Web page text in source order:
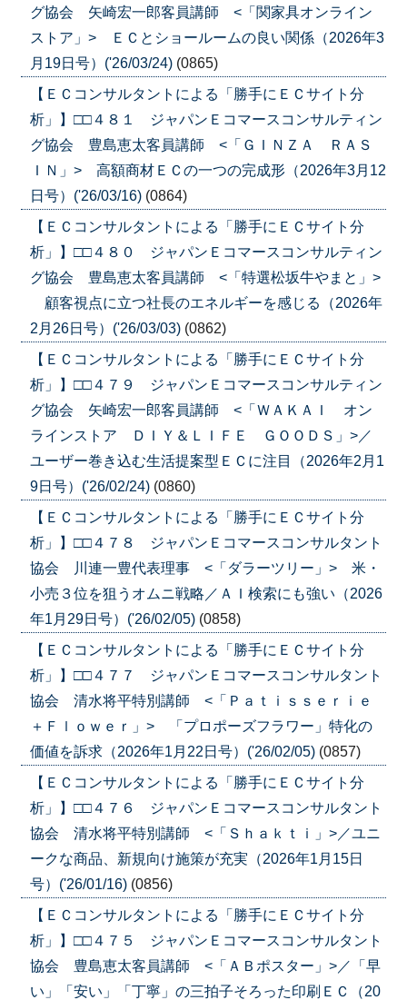
グ協会 矢崎宏一郎客員講師 <「関家具オンライン
ストア」> ＥＣとショールームの良い関係（2026年3
月19日号）('26/03/24) (0865)
【ＥＣコンサルタントによる「勝手にＥＣサイト分
析」】□□４８１ ジャパンＥコマースコンサルティン
グ協会 豊島恵太客員講師 <「ＧＩＮＺＡ ＲＡＳ
ＩＮ」> 高額商材ＥＣの一つの完成形（2026年3月12
日号）('26/03/16) (0864)
【ＥＣコンサルタントによる「勝手にＥＣサイト分
析」】□□４８０ ジャパンＥコマースコンサルティン
グ協会 豊島恵太客員講師 <「特選松坂牛やまと」>
顧客視点に立つ社長のエネルギーを感じる（2026年
2月26日号）('26/03/03) (0862)
【ＥＣコンサルタントによる「勝手にＥＣサイト分
析」】□□４７９ ジャパンＥコマースコンサルティン
グ協会 矢崎宏一郎客員講師 <「ＷＡＫＡＩ オン
ラインストア ＤＩＹ＆ＬＩＦＥ ＧＯＯＤＳ」>／
ユーザー巻き込む生活提案型ＥＣに注目（2026年2月1
9日号）('26/02/24) (0860)
【ＥＣコンサルタントによる「勝手にＥＣサイト分
析」】□□４７８ ジャパンＥコマースコンサルタント
協会 川連一豊代表理事 <「ダラーツリー」> 米・
小売３位を狙うオムニ戦略／ＡＩ検索にも強い（2026
年1月29日号）('26/02/05) (0858)
【ＥＣコンサルタントによる「勝手にＥＣサイト分
析」】□□４７７ ジャパンＥコマースコンサルタント
協会 清水将平特別講師 <「Ｐａｔｉｓｓｅｒｉｅ
＋Ｆｌｏｗｅｒ」> 「プロポーズフラワー」特化の
価値を訴求（2026年1月22日号）('26/02/05) (0857)
【ＥＣコンサルタントによる「勝手にＥＣサイト分
析」】□□４７６ ジャパンＥコマースコンサルタント
協会 清水将平特別講師 <「Ｓｈａｋｔｉ」>／ユニ
ークな商品、新規向け施策が充実（2026年1月15日
号）('26/01/16) (0856)
【ＥＣコンサルタントによる「勝手にＥＣサイト分
析」】□□４７５ ジャパンＥコマースコンサルタント
協会 豊島恵太客員講師 <「ＡＢポスター」>／「早
い」「安い」「丁寧」の三拍子そろった印刷ＥＣ（20